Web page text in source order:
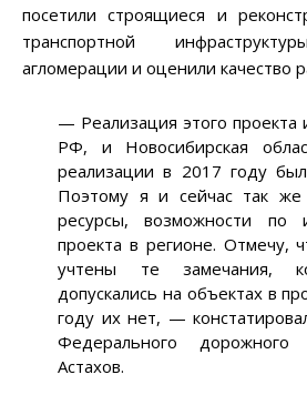
посетили строящиеся и
транспортной
агломерации и оценили качество
— Реализация этого проекта
РФ, и Новосибирская
реализации в 2017 году
Поэтому я и сейчас так же
ресурсы, возможности по
проекта в регионе. Отмечу,
учтены те замечания,
допускались на объектах в
году их нет, —
Федерального дорожного
Астахов.